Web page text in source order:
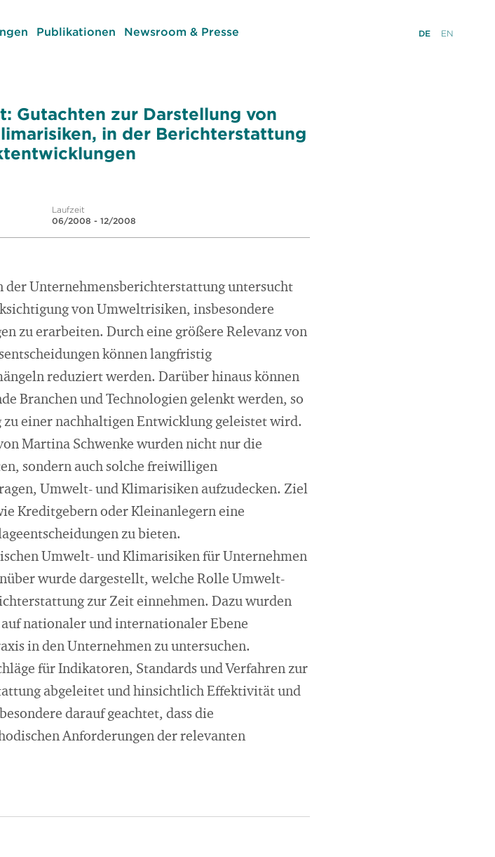
Publikationen Newsroom & Presse DE EN
Gutachten zur Darstellung von
in der Berichterstattung
Laufzeit
06/2008 - 12/2008
Unternehmensberichterstattung untersucht
von Umweltrisiken, insbesondere
zu erarbeiten. Durch eine größere Relevanz von
können langfristig
reduziert werden. Darüber hinaus können
Branchen und Technologien gelenkt werden, so
zu einer nachhaltigen Entwicklung geleistet wird.
Martina Schwenke wurden nicht nur die
sondern auch solche freiwilligen
Umwelt- und Klimarisiken aufzudecken. Ziel
Kreditgebern oder Kleinanlegern eine
zu bieten.
Umwelt- und Klimarisiken für Unternehmen
wurde dargestellt, welche Rolle Umwelt-
zur Zeit einnehmen. Dazu wurden
nationaler und internationaler Ebene
in den Unternehmen zu untersuchen.
für Indikatoren, Standards und Verfahren zur
abgeleitet und hinsichtlich Effektivität und
darauf geachtet, dass die
Anforderungen der relevanten